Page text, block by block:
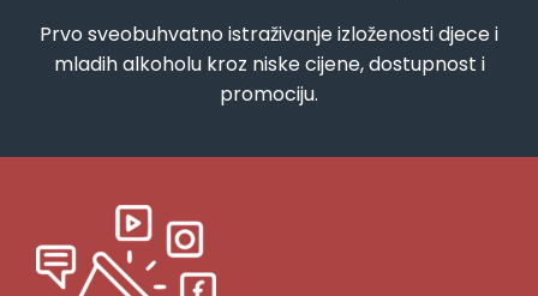
Prvo sveobuhvatno istraživanje izloženosti djece i
mladih alkoholu kroz niske cijene, dostupnost i
promociju.